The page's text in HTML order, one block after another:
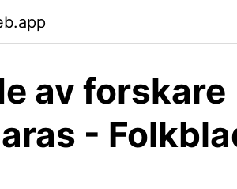
av forskare
-